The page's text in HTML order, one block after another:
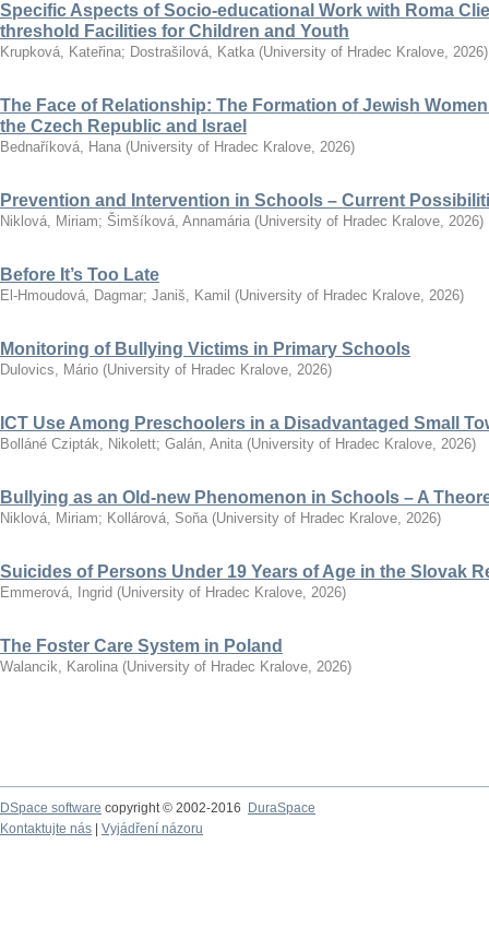
Specific Aspects of Socio-educational Work with Roma
threshold Facilities for Children and Youth
Krupková, Kateřina; Dostrašilová, Katka (University of Hradec Kralove, 2026)
The Face of Relationship: The Formation of Jewish
the Czech Republic and Israel
Bednaříková, Hana (University of Hradec Kralove, 2026)
Prevention and Intervention in Schools – Current
Niklová, Miriam; Šimšíková, Annamária (University of Hradec Kralove, 2026)
Before It’s Too Late
El-Hmoudová, Dagmar; Janiš, Kamil (University of Hradec Kralove, 2026)
Monitoring of Bullying Victims in Primary Schools
Dulovics, Mário (University of Hradec Kralove, 2026)
ICT Use Among Preschoolers in a Disadvantaged Small
Bolláné Czipták, Nikolett; Galán, Anita (University of Hradec Kralove, 2026)
Bullying as an Old-new Phenomenon in Schools – A
Niklová, Miriam; Kollárová, Soňa (University of Hradec Kralove, 2026)
Suicides of Persons Under 19 Years of Age in the Slovak
Emmerová, Ingrid (University of Hradec Kralove, 2026)
The Foster Care System in Poland
Walancik, Karolina (University of Hradec Kralove, 2026)
DSpace software copyright © 2002-2016
DuraSpace
Kontaktujte nás
Vyjádření názoru